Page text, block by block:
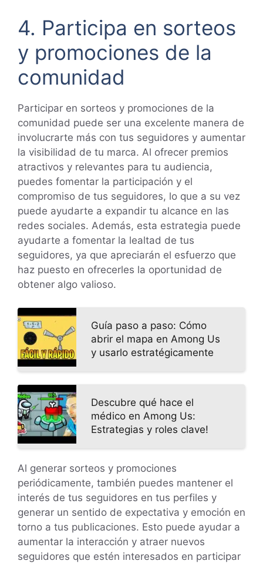
4. Participa en sorteos
y promociones de la
comunidad
Participar en sorteos y promociones de la
comunidad puede ser una excelente manera de
involucrarte más con tus seguidores y aumentar
la visibilidad de tu marca. Al ofrecer premios
atractivos y relevantes para tu audiencia,
puedes fomentar la participación y el
compromiso de tus seguidores, lo que a su vez
puede ayudarte a expandir tu alcance en las
redes sociales. Además, esta estrategia puede
ayudarte a fomentar la lealtad de tus
seguidores, ya que apreciarán el esfuerzo que
haz puesto en ofrecerles la oportunidad de
obtener algo valioso.
Guía paso a paso: Cómo
abrir el mapa en Among Us
y usarlo estratégicamente
Descubre qué hace el
médico en Among Us:
Estrategias y roles clave!
Al generar sorteos y promociones
periódicamente, también puedes mantener el
interés de tus seguidores en tus perfiles y
generar un sentido de expectativa y emoción en
torno a tus publicaciones. Esto puede ayudar a
aumentar la interacción y atraer nuevos
seguidores que estén interesados en participar